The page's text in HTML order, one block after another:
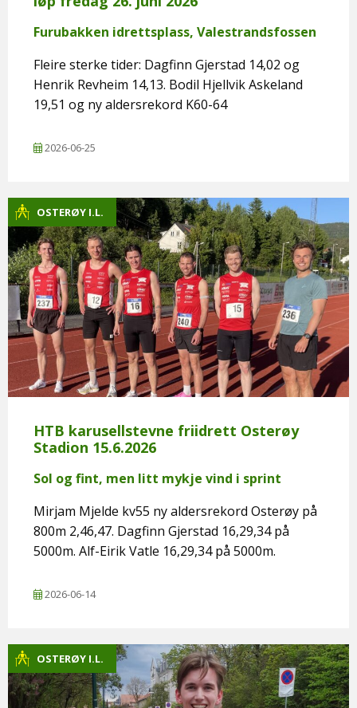
Furubakken idrettsplass, Valestrandsfossen
Fleire sterke tider: Dagfinn Gjerstad 14,02 og
Henrik Revheim 14,13. Bodil Hjellvik Askeland
19,51 og ny aldersrekord K60-64
2026-06-25
OSTERØY I.L.
HTB karusellstevne friidrett Osterøy
Stadion 15.6.2026
Sol og fint, men litt mykje vind i sprint
Mirjam Mjelde kv55 ny aldersrekord Osterøy på
800m 2,46,47. Dagfinn Gjerstad 16,29,34 på
5000m. Alf-Eirik Vatle 16,29,34 på 5000m.
2026-06-14
OSTERØY I.L.